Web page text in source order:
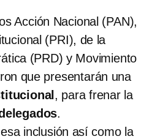
Acción Nacional (PAN),
(PRI), de la
(PRD) y Movimiento
que presentarán una
, para frenar la
.
inclusión así como la